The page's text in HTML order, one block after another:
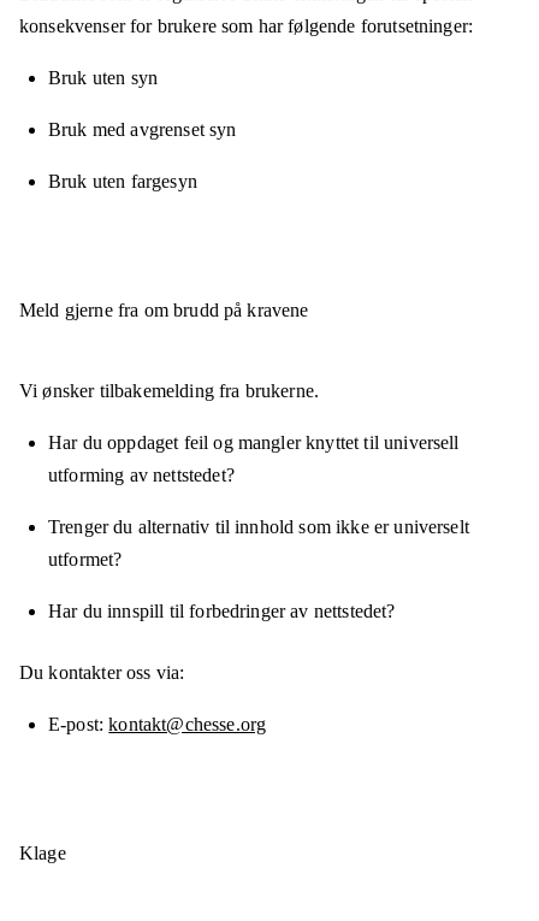
konsekvenser for brukere som har følgende forutsetninger:
Bruk uten syn
Bruk med avgrenset syn
Bruk uten fargesyn
Meld gjerne fra om brudd på kravene
Vi ønsker tilbakemelding fra brukerne.
Har du oppdaget feil og mangler knyttet til universell
utforming av nettstedet?
Trenger du alternativ til innhold som ikke er universelt
utformet?
Har du innspill til forbedringer av nettstedet?
Du kontakter oss via:
E-post kontakt@chesse.org
Klage